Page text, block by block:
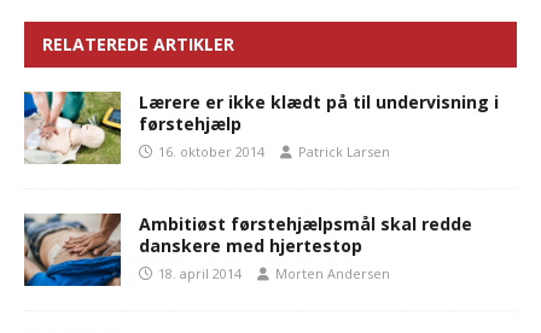
RELATEREDE ARTIKLER
Lærere er ikke klædt på til undervisning i
førstehjælp
16. oktober 2014 Patrick Larsen
Ambitiøst førstehjælpsmål skal redde
danskere med hjertestop
18. april 2014 Morten Andersen